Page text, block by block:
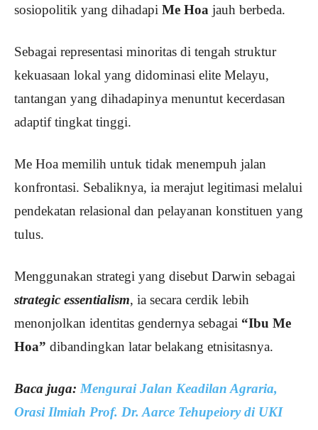
sosiopolitik yang dihadapi Me Hoa jauh berbeda.
Sebagai representasi minoritas di tengah struktur
kekuasaan lokal yang didominasi elite Melayu,
tantangan yang dihadapinya menuntut kecerdasan
adaptif tingkat tinggi.
Me Hoa memilih untuk tidak menempuh jalan
konfrontasi. Sebaliknya, ia merajut legitimasi melalui
pendekatan relasional dan pelayanan konstituen yang
tulus.
Menggunakan strategi yang disebut Darwin sebagai
strategic essentialism, ia secara cerdik lebih
menonjolkan identitas gendernya sebagai “Ibu Me
Hoa” dibandingkan latar belakang etnisitasnya.
Baca juga: Mengurai Jalan Keadilan Agraria,
Orasi Ilmiah Prof. Dr. Aarce Tehupeiory di UKI